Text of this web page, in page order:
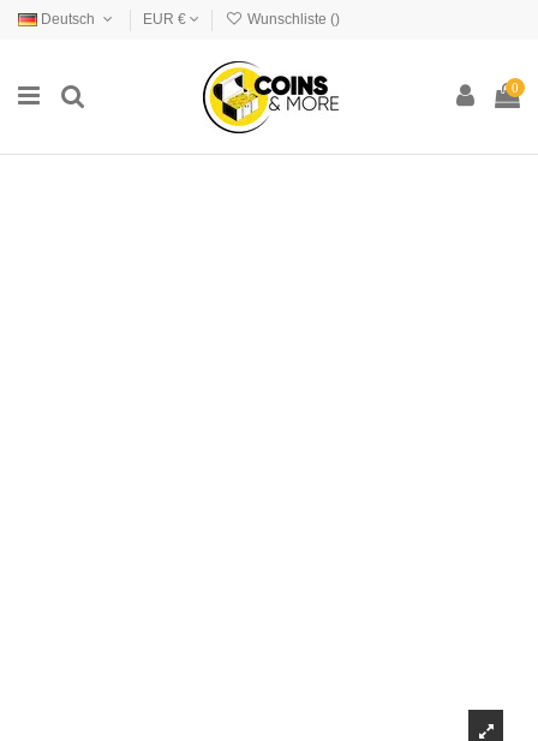
Deutsch EUR € Wunschliste ()
0